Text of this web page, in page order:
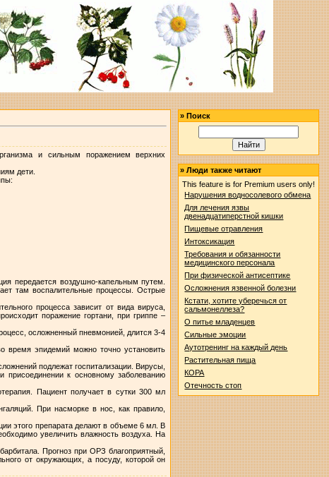
и сильным поражением верхних
дети.
передается воздушно-капельным путем.
там воспалительные процессы. Острые
процесса зависит от вида вируса,
поражение гортани, при гриппе –
осложненный пневмонией, длится 3-4
время эпидемий можно точно установить
подлежат госпитализации. Вирусы,
к основному заболеванию
Пациент получает в сутки 300 мл
При насморке в нос, как правило,
этого препарата делают в объеме 6 мл. В
увеличить влажность воздуха. На
Прогноз при ОРЗ благоприятный,
от окружающих, а посуду, которой он
»Поиск
»Люди также читают
This feature is for Premium users only!
Нарушения водносолевого обмена
Для лечения язвы
двенадцатиперстной кишки
Пищевые отравления
Интоксикация
Требования и обязанности
медицинского персонала
При физической антисептике
Осложнения язвенной болезни
Кстати, хотите уберечься от
сальмонеллеза?
О питье младенцев
Сильные эмоции
Аутотренинг на каждый день
Растительная пища
КОРА
Отечность стоп